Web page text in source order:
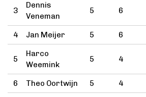
3
Dennis
Veneman
5 6
4 Jan Meijer 5 6
5
Harco
Weemink
5 4
6 Theo Oortwijn 5 4